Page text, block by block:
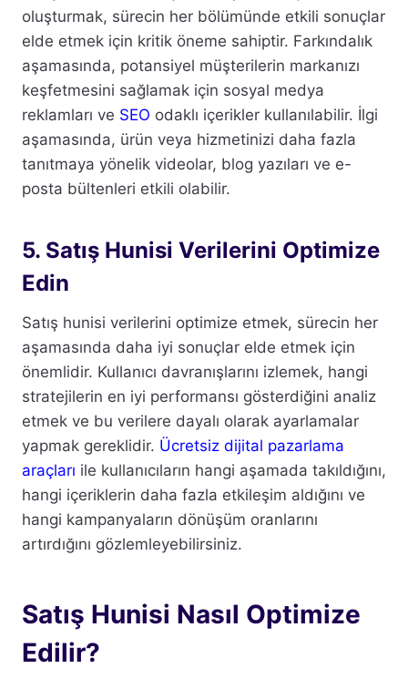
oluşturmak, sürecin her bölümünde etkili sonuçlar
elde etmek için kritik öneme sahiptir. Farkındalık
aşamasında, potansiyel müşterilerin markanızı
keşfetmesini sağlamak için sosyal medya
reklamları ve SEO odaklı içerikler kullanılabilir. İlgi
aşamasında, ürün veya hizmetinizi daha fazla
tanıtmaya yönelik videolar, blog yazıları ve e-
posta bültenleri etkili olabilir.
5. Satış Hunisi Verilerini Optimize
Edin
Satış hunisi verilerini optimize etmek, sürecin her
aşamasında daha iyi sonuçlar elde etmek için
önemlidir. Kullanıcı davranışlarını izlemek, hangi
stratejilerin en iyi performansı gösterdiğini analiz
etmek ve bu verilere dayalı olarak ayarlamalar
yapmak gereklidir. Ücretsiz dijital pazarlama
araçları ile kullanıcıların hangi aşamada takıldığını,
hangi içeriklerin daha fazla etkileşim aldığını ve
hangi kampanyaların dönüşüm oranlarını
artırdığını gözlemleyebilirsiniz.
Satış Hunisi Nasıl Optimize
Edilir?